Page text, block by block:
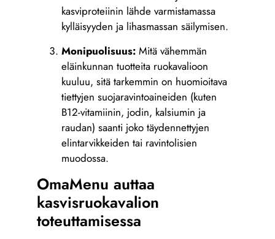
kasviproteiinin lähde varmistamassa
kylläisyyden ja lihasmassan säilymisen.
Monipuolisuus: Mitä vähemmän
eläinkunnan tuotteita ruokavalioon
kuuluu, sitä tarkemmin on huomioitava
tiettyjen suojaravintoaineiden (kuten
B12-vitamiinin, jodin, kalsiumin ja
raudan) saanti joko täydennettyjen
elintarvikkeiden tai ravintolisien
muodossa.
OmaMenu auttaa
kasvisruokavalion
toteuttamisessa